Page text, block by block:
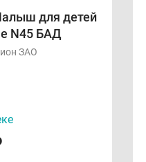
для детей
N45 БАД
ЗАО